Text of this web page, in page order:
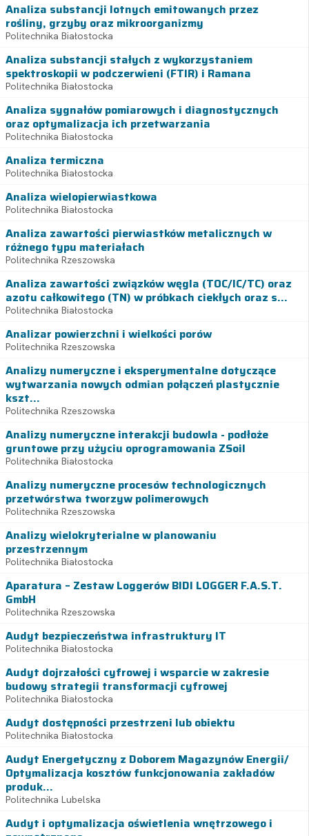
Analiza substancji lotnych emitowanych przez
rośliny, grzyby oraz mikroorganizmy
Politechnika Białostocka
Analiza substancji stałych z wykorzystaniem
spektroskopii w podczerwieni (FTIR) i Ramana
Politechnika Białostocka
Analiza sygnałów pomiarowych i diagnostycznych
oraz optymalizacja ich przetwarzania
Politechnika Białostocka
Analiza termiczna
Politechnika Białostocka
Analiza wielopierwiastkowa
Politechnika Białostocka
Analiza zawartości pierwiastków metalicznych w
różnego typu materiałach
Politechnika Rzeszowska
Analiza zawartości związków węgla (TOC/IC/TC) oraz
azotu całkowitego (TN) w próbkach ciekłych oraz s...
Politechnika Białostocka
Analizar powierzchni i wielkości porów
Politechnika Rzeszowska
Analizy numeryczne i eksperymentalne dotyczące
wytwarzania nowych odmian połączeń plastycznie
kszt...
Politechnika Rzeszowska
Analizy numeryczne interakcji budowla - podłoże
gruntowe przy użyciu oprogramowania ZSoil
Politechnika Białostocka
Analizy numeryczne procesów technologicznych
przetwórstwa tworzyw polimerowych
Politechnika Rzeszowska
Analizy wielokryterialne w planowaniu
przestrzennym
Politechnika Białostocka
Aparatura – Zestaw Loggerów BIDI LOGGER F.A.S.T.
GmbH
Politechnika Rzeszowska
Audyt bezpieczeństwa infrastruktury IT
Politechnika Białostocka
Audyt dojrzałości cyfrowej i wsparcie w zakresie
budowy strategii transformacji cyfrowej
Politechnika Białostocka
Audyt dostępności przestrzeni lub obiektu
Politechnika Białostocka
Audyt Energetyczny z Doborem Magazynów Energii/
Optymalizacja kosztów funkcjonowania zakładów
produk...
Politechnika Lubelska
Audyt i optymalizacja oświetlenia wnętrzowego i